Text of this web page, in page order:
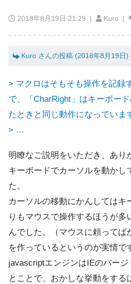
2018年8月19日 21:29 | Kuro |
Kuro さんの投稿 (2018年8月19日)
> マクロはそもそも操作を記録
で、「CharRight」はキーボー
たときと同じ動作になっていま
> …
明瞭なご説明をいただき、あり
キーボードでカーソルを動かし
た。
カーソルの移動にかんしてはキ
りもマウスで操作するほうが多
んでした。（マウスに頼ってば
を作っているというのが実情で
javascriptエンジンはIEのバージ
とことで、おかしな挙動をする